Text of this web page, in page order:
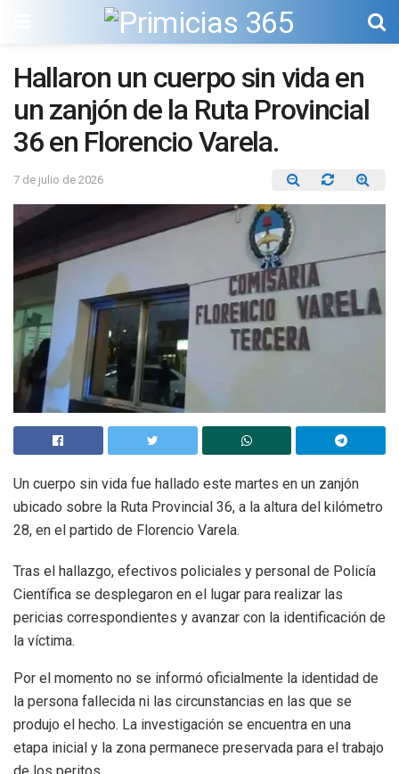
Hallaron un cuerpo sin vida en
un zanjón de la Ruta Provincial
36 en Florencio Varela.
7 de julio de 2026
Un cuerpo sin vida fue hallado este martes en un zanjón
ubicado sobre la Ruta Provincial 36, a la altura del kilómetro
28, en el partido de Florencio Varela.
Tras el hallazgo, efectivos policiales y personal de Policía
Científica se desplegaron en el lugar para realizar las
pericias correspondientes y avanzar con la identificación de
la víctima.
Por el momento no se informó oficialmente la identidad de
la persona fallecida ni las circunstancias en las que se
produjo el hecho. La investigación se encuentra en una
etapa inicial y la zona permanece preservada para el trabajo